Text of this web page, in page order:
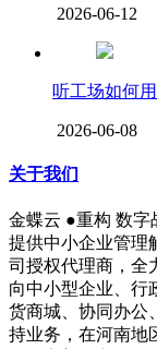
2026-06-12
听工场如何
2026-06-08
关于我们
金蝶云 ●重构 数字
提供中小企业管理
司授权代理商，全
向中小型企业、行
货商城、协同办公
持业务，在河南地